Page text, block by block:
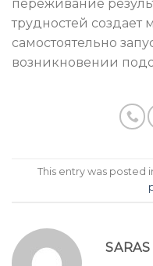
переживание
трудностей создает
самостоятельно
возникновении
This entry was posted